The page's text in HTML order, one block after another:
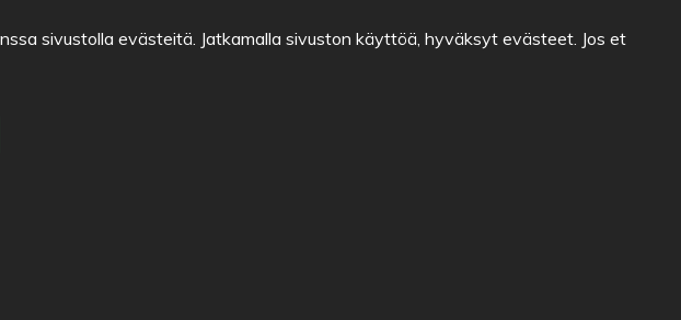
sivustolla evästeitä. Jatkamalla sivuston käyttöä, hyväksyt evästeet. Jos et